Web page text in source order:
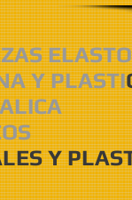
Y PLASTI
Y